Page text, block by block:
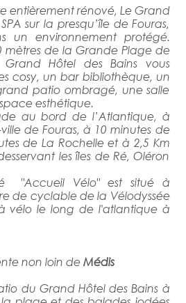
entièrement rénové, Le Grand
sur la presqu’île de Fouras,
un environnement protégé.
mètres de la Grande Plage de
Grand Hôtel des Bains vous
cosy, un bar bibliothèque, un
patio ombragé, une salle
esthétique.
au bord de l’Atlantique, à
de Fouras, à 10 minutes de
de La Rochelle et à 2,5 Km
les îles de Ré, Oléron
"Accueil Vélo" est situé à
de cyclable de la Vélodyssée
vélo le long de l'atlantique à
non loin de Médis
du Grand Hôtel des Bains à